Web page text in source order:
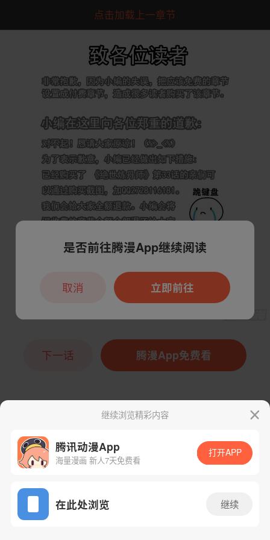
点击加载上一章节
App免费看
下一话 腾漫App免费看
继续浏览精彩内容
腾讯动漫App
海量漫画 新人7天免费看
打开APP
在此处浏览 继续
是否前往腾漫App继续阅读
立即前往
取消